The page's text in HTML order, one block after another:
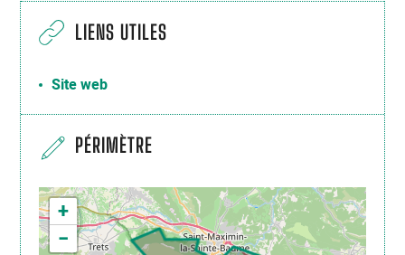
LIENS UTILES
Site web
PÉRIMÈTRE
+
−